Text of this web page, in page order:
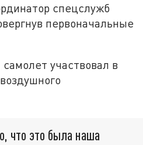
спецслужб
первоначальные
участвовал в
что это была наша